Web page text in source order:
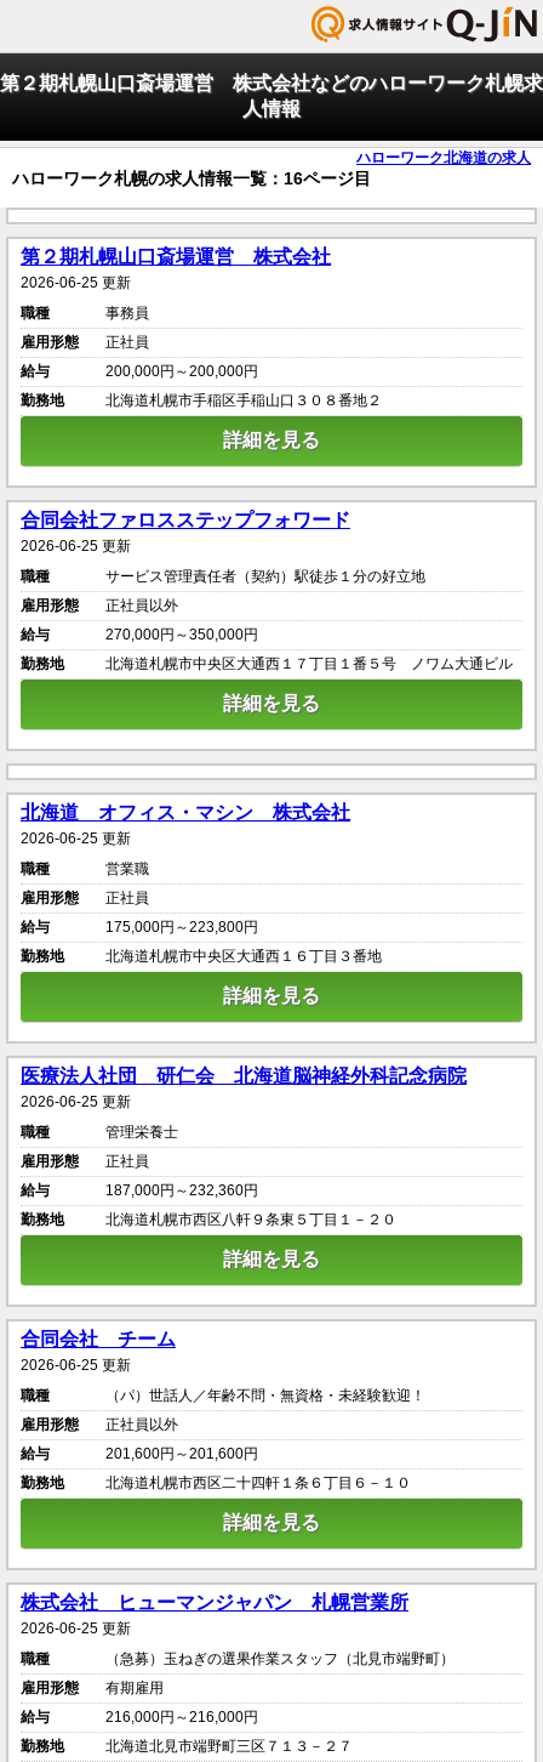
第２期札幌山口斎場運営 株式会社などのハローワーク札幌求
人情報
ハローワーク北海道の求人
ハローワーク札幌の求人情報一覧：16ページ目
第２期札幌山口斎場運営 株式会社
2026-06-25 更新
職種
事務員
雇用形態
正社員
給与
200,000円～200,000円
勤務地
北海道札幌市手稲区手稲山口３０８番地２
詳細を見る
合同会社ファロスステップフォワード
2026-06-25 更新
職種
サービス管理責任者（契約）駅徒歩１分の好立地
雇用形態
正社員以外
給与
270,000円～350,000円
勤務地
北海道札幌市中央区大通西１７丁目１番５号 ノワム大通ビル
詳細を見る
北海道 オフィス・マシン 株式会社
2026-06-25 更新
職種
営業職
雇用形態
正社員
給与
175,000円～223,800円
勤務地
北海道札幌市中央区大通西１６丁目３番地
詳細を見る
医療法人社団 研仁会 北海道脳神経外科記念病院
2026-06-25 更新
職種
管理栄養士
雇用形態
正社員
給与
187,000円～232,360円
勤務地
北海道札幌市西区八軒９条東５丁目１－２０
詳細を見る
合同会社 チーム
2026-06-25 更新
職種
（パ）世話人／年齢不問・無資格・未経験歓迎！
雇用形態
正社員以外
給与
201,600円～201,600円
勤務地
北海道札幌市西区二十四軒１条６丁目６－１０
詳細を見る
株式会社 ヒューマンジャパン 札幌営業所
2026-06-25 更新
職種
（急募）玉ねぎの選果作業スタッフ（北見市端野町）
雇用形態
有期雇用
給与
216,000円～216,000円
勤務地
北海道北見市端野町三区７１３－２７